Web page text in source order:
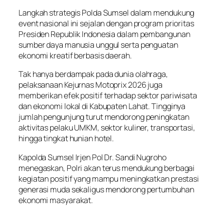
Langkah strategis Polda Sumsel dalam mendukung
event nasional ini sejalan dengan program prioritas
Presiden Republik Indonesia dalam pembangunan
sumber daya manusia unggul serta penguatan
ekonomi kreatif berbasis daerah.
Tak hanya berdampak pada dunia olahraga,
pelaksanaan Kejurnas Motoprix 2026 juga
memberikan efek positif terhadap sektor pariwisata
dan ekonomi lokal di Kabupaten Lahat. Tingginya
jumlah pengunjung turut mendorong peningkatan
aktivitas pelaku UMKM, sektor kuliner, transportasi,
hingga tingkat hunian hotel.
Kapolda Sumsel Irjen Pol Dr. Sandi Nugroho
menegaskan, Polri akan terus mendukung berbagai
kegiatan positif yang mampu meningkatkan prestasi
generasi muda sekaligus mendorong pertumbuhan
ekonomi masyarakat.